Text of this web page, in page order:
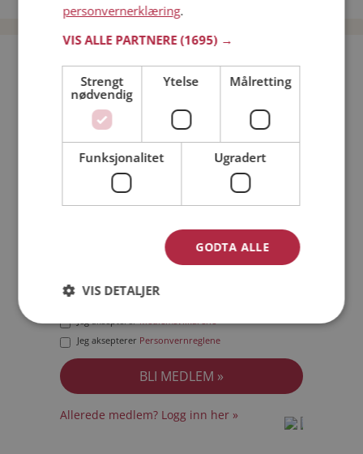
Bli medlem gratis!
Jeg er en: Mann Kvinne
Min alder:
Jeg akseptererMedlemsvilkårene
Jeg aksepterer Personvernreglene
Allerede medlem? Logg inn her »
personvernerklæring.
VIS ALLE PARTNERE(1695) →
Strengt
nødvendig
Ytelse Målretting
Funksjonalitet Ugradert
GODTA ALLE
VIS DETALJER